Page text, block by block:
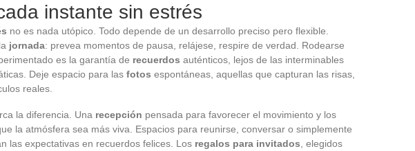
instante sin estrés
no es nada utópico. Todo depende de un desarrollo preciso pero flexible.
jornada: prevea momentos de pausa, relájese, respire de verdad. Rodearse
es la garantía de recuerdos auténticos, lejos de las interminables
Deje espacio para las fotos espontáneas, aquellas que capturan las risas,
reales.
la diferencia. Una recepción pensada para favorecer el movimiento y los
la atmósfera sea más viva. Espacios para reunirse, conversar o simplemente
las expectativas en recuerdos felices. Los regalos para invitados , elegidos